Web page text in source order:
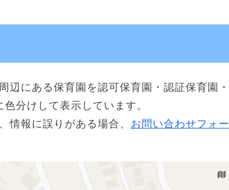
辺にある保育園を認可保育園・認証保育園・
分けして表示しています。
情報に誤りがある場合、 お問い合わせフォー